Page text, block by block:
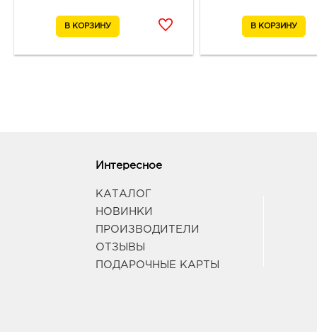
Интересное
КАТАЛОГ
НОВИНКИ
ПРОИЗВОДИТЕЛИ
ОТЗЫВЫ
ПОДАРОЧНЫЕ КАРТЫ